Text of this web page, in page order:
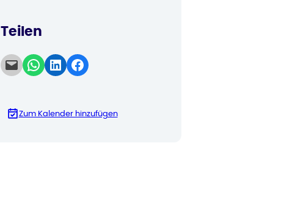
Teilen
Email this Page Share on WhatsApp Share on LinkedIn Share on Facebook
Zum Kalender hinzufügen